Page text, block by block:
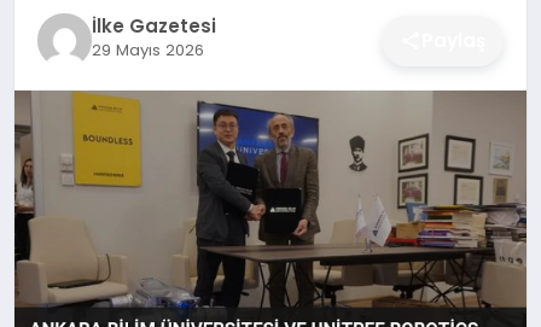
DÜNYA
SIYASET
EĞITIM
İlke Gazetesi
29 Mayıs 2026